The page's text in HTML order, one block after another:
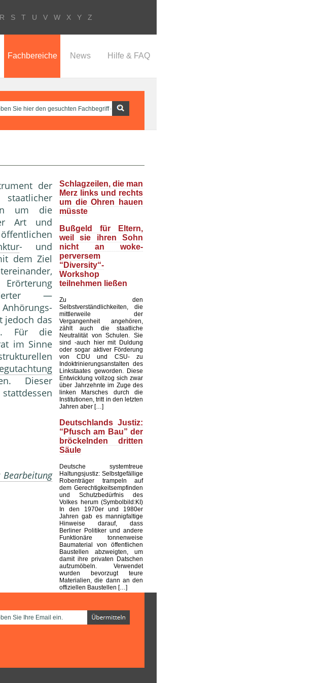
R S T U V W X Y Z
Fachbereiche News Hilfe & FAQ
der
um die
Art und
- und
dem Ziel
—
jedoch das
Für die
im Sinne
Dieser
Schlagzeilen, die man
Merz links und rechts
um die Ohren hauen
müsste
Bußgeld für Eltern,
weil sie ihren Sohn
nicht an woke-
perversem
“Diversity“-
Workshop
teilnehmen ließen
Zu den
Selbstverständlichkeiten, die
mittlerweile der
Vergangenheit angehören,
zählt auch die staatliche
Neutralität von Schulen. Sie
sind -auch hier mit Duldung
oder sogar aktiver Förderung
von CDU und CSU- zu
Indoktrinierungsanstalten des
Linkstaates geworden. Diese
Entwicklung vollzog sich zwar
über Jahrzehnte im Zuge des
linken Marsches durch die
Institutionen, tritt in den letzten
Jahren aber […]
Deutschlands Justiz:
“Pfusch am Bau” der
bröckelnden dritten
Säule
Deutsche systemtreue
Haltungsjustiz: Selbstgefällige
Robenträger trampeln auf
dem Gerechtigkeitsempfinden
und Schutzbedürfnis des
Volkes herum (Symbolbild:KI)
In den 1970er und 1980er
Jahren gab es mannigfaltige
Hinweise darauf, dass
Berliner Politiker und andere
Funktionäre tonnenweise
Baumaterial von öffentlichen
Baustellen abzweigten, um
damit ihre privaten Datschen
aufzumöbeln. Verwendet
wurden bevorzugt teure
Materialien, die dann an den
offiziellen Baustellen […]